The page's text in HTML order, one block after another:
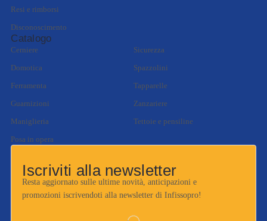
Resi e rimborsi
Disconoscimento
Catalogo
Cerniere
Domotica
Ferramenta
Guarnizioni
Maniglieria
Posa in opera
Sicurezza
Spazzolini
Tapparelle
Zanzariere
Tettoie e pensiline
Iscriviti alla newsletter
Resta aggiornato sulle ultime novità, anticipazioni e
promozioni iscrivendoti alla newsletter di Infissopro!